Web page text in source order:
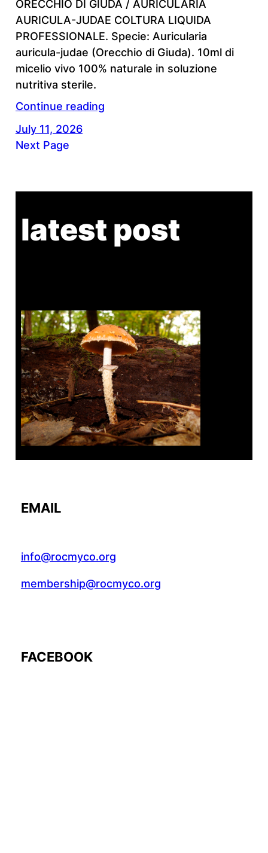
ORECCHIO DI GIUDA / AURICULARIA
AURICULA-JUDAE COLTURA LIQUIDA
PROFESSIONALE. Specie: Auricularia
auricula-judae (Orecchio di Giuda). 10ml di
micelio vivo 100% naturale in soluzione
nutritiva sterile.
Continue reading
July 11, 2026
Next Page
latest post
Tanghe Annual Foray
EMAIL
info@rocmyco.org
membership@rocmyco.org
FACEBOOK